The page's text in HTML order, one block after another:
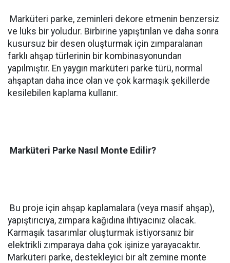
Marküteri parke, zeminleri dekore etmenin benzersiz
ve lüks bir yoludur. Birbirine yapıştırılan ve daha sonra
kusursuz bir desen oluşturmak için zımparalanan
farklı ahşap türlerinin bir kombinasyonundan
yapılmıştır. En yaygın marküteri parke türü, normal
ahşaptan daha ince olan ve çok karmaşık şekillerde
kesilebilen kaplama kullanır.
Marküteri Parke Nasıl Monte Edilir?
Bu proje için ahşap kaplamalara (veya masif ahşap),
yapıştırıcıya, zımpara kağıdına ihtiyacınız olacak.
Karmaşık tasarımlar oluşturmak istiyorsanız bir
elektrikli zımparaya daha çok işinize yarayacaktır.
Marküteri parke, destekleyici bir alt zemine monte